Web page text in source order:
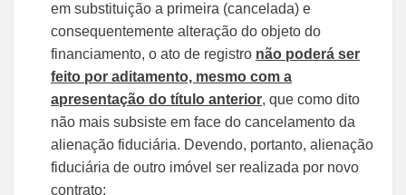
em substituição a primeira (cancelada) e
consequentemente alteração do objeto do
financiamento, o ato de registro não poderá ser
feito por aditamento, mesmo com a
apresentação do título anterior, que como dito
não mais subsiste em face do cancelamento da
alienação fiduciária. Devendo, portanto, alienação
fiduciária de outro imóvel ser realizada por novo
contrato;